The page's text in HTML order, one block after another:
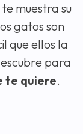
muestra su
gatos son
que ellos la
para
te quiere.